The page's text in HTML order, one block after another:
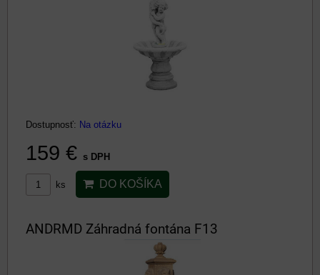
Dostupnosť: Na otázku
159 € s DPH
ks DO KOŠÍKA
ANDRMD Záhradná fontána F13